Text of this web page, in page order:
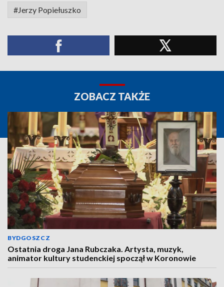
#Jerzy Popiełuszko
ZOBACZ TAKŻE
BYDGOSZCZ
Ostatnia droga Jana Rubczaka. Artysta, muzyk,
animator kultury studenckiej spoczął w Koronowie